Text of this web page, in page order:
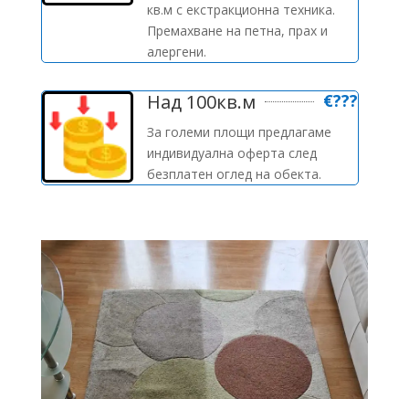
кв.м с екстракционна техника.
Премахване на петна, прах и
алергени.
Над 100кв.м €???
За големи площи предлагаме
индивидуална оферта след
безплатен оглед на обекта.